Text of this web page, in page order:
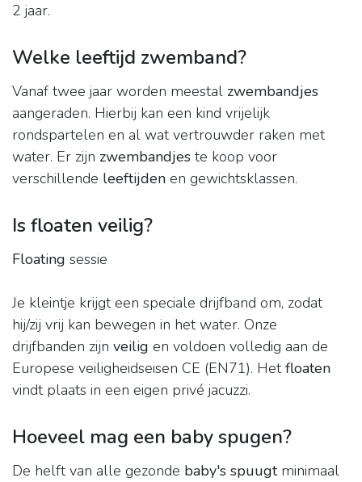
2 jaar.
Welke leeftijd zwemband?
Vanaf twee jaar worden meestal zwembandjes
aangeraden. Hierbij kan een kind vrijelijk
rondspartelen en al wat vertrouwder raken met
water. Er zijn zwembandjes te koop voor
verschillende leeftijden en gewichtsklassen.
Is floaten veilig?
Floating sessie
Je kleintje krijgt een speciale drijfband om, zodat
hij/zij vrij kan bewegen in het water. Onze
drijfbanden zijn veilig en voldoen volledig aan de
Europese veiligheidseisen CE (EN71). Hetfloaten
vindt plaats in een eigen privé jacuzzi.
Hoeveel mag een baby spugen?
De helft van alle gezonde baby's spuugtminimaal